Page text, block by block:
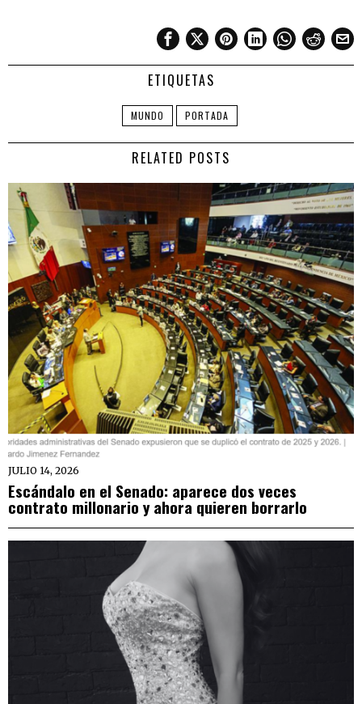
ETIQUETAS
MUNDO PORTADA
RELATED POSTS
JULIO 14, 2026
Escándalo en el Senado: aparece dos veces
contrato millonario y ahora quieren borrarlo